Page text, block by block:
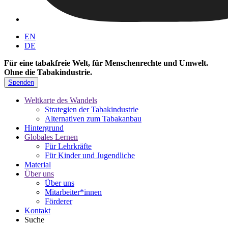
EN
DE
Für eine tabakfreie Welt, für Menschenrechte und Umwelt.
Ohne die Tabakindustrie.
Spenden
Weltkarte des Wandels
Strategien der Tabakindustrie
Alternativen zum Tabakanbau
Hintergrund
Globales Lernen
Für Lehrkräfte
Für Kinder und Jugendliche
Material
Über uns
Über uns
Mitarbeiter*innen
Förderer
Kontakt
Suche